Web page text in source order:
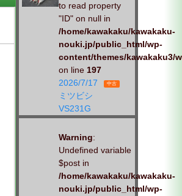
to read property
"ID" on null in
/home/kawakaku/kawakaku-
nouki.jp/public_html/wp-
content/themes/kawakaku3/
on line 197
2026/7/17
中古
ミツビシ
VS231G
Warning:
Undefined variable
$post in
/home/kawakaku/kawakaku-
nouki.jp/public_html/wp-